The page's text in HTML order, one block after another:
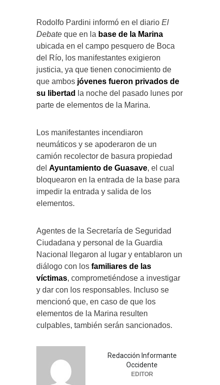
Rodolfo Pardini informó en el diario El
Debate que en la base de la Marina
ubicada en el campo pesquero de Boca
del Río, los manifestantes exigieron
justicia, ya que tienen conocimiento de
que ambos jóvenes fueron privados de
su libertad
la noche del pasado lunes por
parte de elementos de la Marina.
Los manifestantes incendiaron
neumáticos y se apoderaron de un
camión recolector de basura propiedad
del Ayuntamiento de Guasave, el cual
bloquearon en la entrada de la base para
impedir la entrada y salida de los
elementos.
Agentes de la Secretaría de Seguridad
Ciudadana y personal de la Guardia
Nacional llegaron al lugar y entablaron un
diálogo con los familiares de las
víctimas, comprometiéndose a investigar
y dar con los responsables. Incluso se
mencionó que, en caso de que los
elementos de la Marina resulten
culpables, también serán sancionados.
Redacción Informante
Occidente
EDITOR